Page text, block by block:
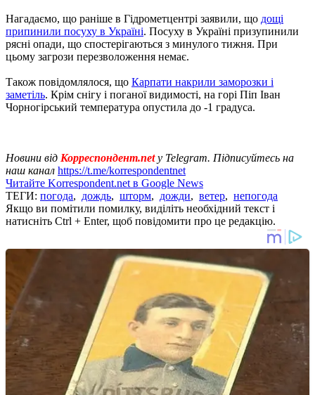
Нагадаємо, що раніше в Гідрометцентрі заявили, що дощі
припинили посуху в Україні. Посуху в Україні призупинили
рясні опади, що спостерігаються з минулого тижня. При
цьому загрози перезволоження немає.
Також повідомлялося, що Карпати накрили заморозки і
заметіль. Крім снігу і поганої видимості, на горі Піп Іван
Чорногірський температура опустила до -1 градуса.
Новини від Корреспондент.net у Telegram. Підписуйтесь на
наш канал https://t.me/korrespondentnet
Читайте Korrespondent.net в Google News
ТЕГИ: погода, дождь, шторм, дожди, ветер, непогода
Якщо ви помітили помилку, виділіть необхідний текст і
натисніть Ctrl + Enter, щоб повідомити про це редакцію.